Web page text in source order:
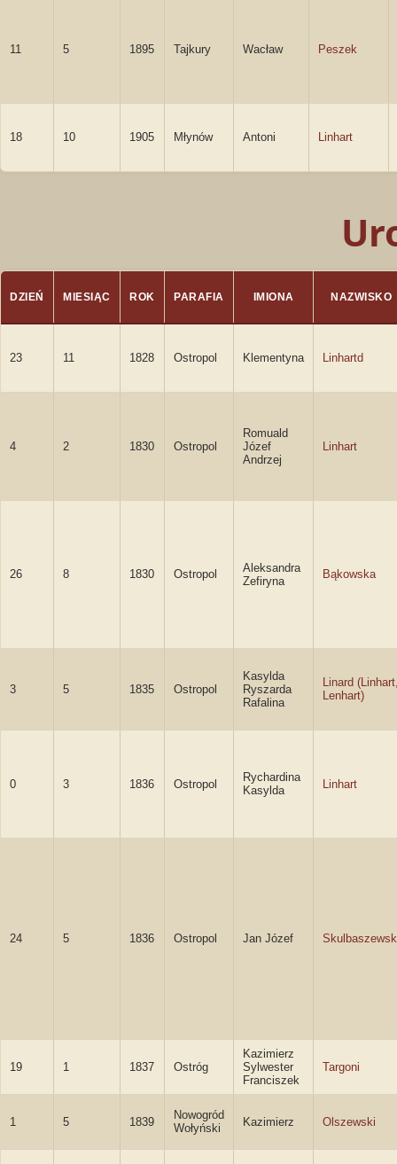
11 5 1895 Tajkury Wacław Peszek
18 10 1905 Młynów Antoni Linhart
DZIEŃ MIESIĄC ROK PARAFIA IMIONA NAZWISKO
23 11 1828 Ostropol Klementyna Linhartd
4 2 1830 Ostropol
Romuald
Józef
Andrzej
Linhart
26 8 1830 Ostropol
Aleksandra
Zefiryna
Bąkowska
3 5 1835 Ostropol
Kasylda
Ryszarda
Rafalina
Linard
Lenhart)
0 3 1836 Ostropol
Rychardina
Kasylda
Linhart
24 5 1836 Ostropol Jan Józef
19 1 1837 Ostróg
Kazimierz
Sylwester
Franciszek
Targoni
1 5 1839
Nowogród
Wołyński
Kazimierz Olszewski